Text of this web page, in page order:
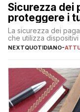
Sicurezza dei
proteggere i
La sicurezza dei
che utilizza
NEXTQUOTIDIANO-